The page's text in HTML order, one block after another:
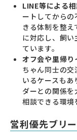
LINE等による
ートしてから
きる体制を整
に対応し、飼
ています。
オフ会や里帰り
ちゃん同士の
いるケースも
ダーとの関係
相談できる環境
営利優先ブリ